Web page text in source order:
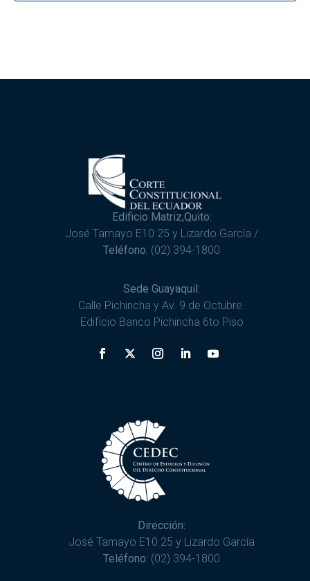
Edificio Matriz,Quito:
José Tamayo E10 25 y Lizardo García /
Teléfono: (02) 394-1800
Sede Guayaquil:
Calle Pichincha y Av. 9 de Octubre.
Edificio Banco Pichincha 6to Piso
Dirección:
José Tamayo E10 25 y Lizardo García
Teléfono: (02) 394-1800